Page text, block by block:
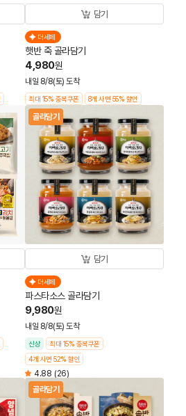
담기
더세페
햇반 죽 골라담기
4,980원
내일 8/8(토) 도착
최대 15% 중복쿠폰 8개 사면 55% 할인
골라담기
담기
더세페
파스타소스 골라담기
9,980원
내일 8/8(토) 도착
신상
최대 15% 중복쿠폰
4개 사면 52% 할인
4.88 (26)
골라담기